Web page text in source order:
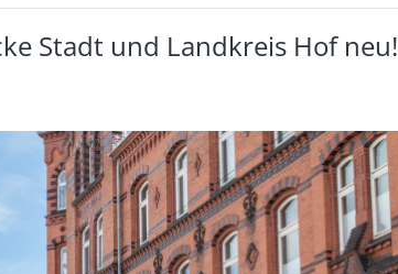
Stadt und Landkreis Hof neu!